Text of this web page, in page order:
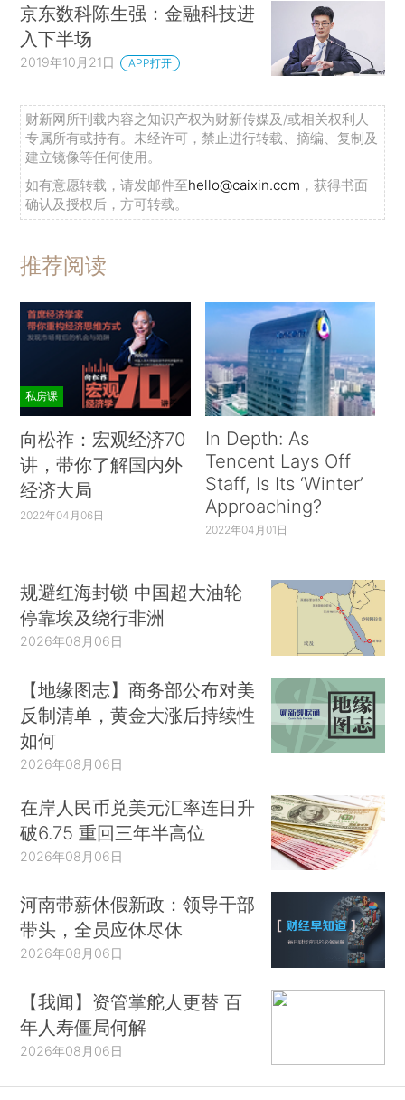
京东数科陈生强：金融科技进
入下半场
2019年10月21日 APP打开
财新网所刊载内容之知识产权为财新传媒及/或相关权利人
专属所有或持有。未经许可，禁止进行转载、摘编、复制及
建立镜像等任何使用。
如有意愿转载，请发邮件至hello@caixin.com ，获得书面
确认及授权后，方可转载。
推荐阅读
私房课
向松祚：宏观经济70
讲，带你了解国内外
经济大局
2022年04月06日
In Depth: As
Tencent Lays Off
Staff, Is Its ‘Winter’
Approaching?
2022年04月01日
规避红海封锁 中国超大油轮
停靠埃及绕行非洲
2026年08月06日
【地缘图志】商务部公布对美
反制清单，黄金大涨后持续性
如何
2026年08月06日
在岸人民币兑美元汇率连日升
破6.75 重回三年半高位
2026年08月06日
河南带薪休假新政：领导干部
带头，全员应休尽休
2026年08月06日
【我闻】资管掌舵人更替 百
年人寿僵局何解
2026年08月06日